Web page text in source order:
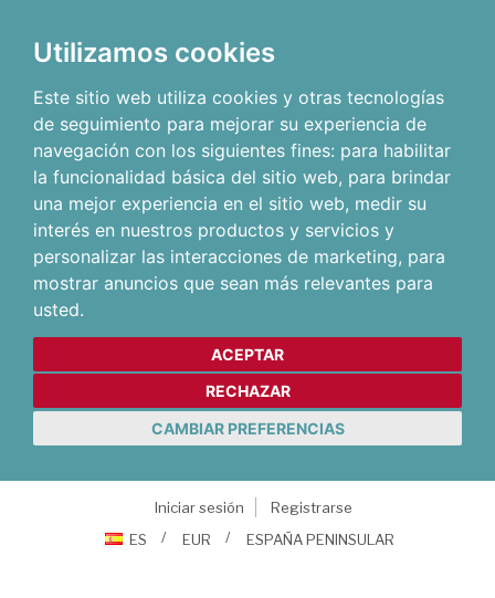
Utilizamos cookies
Este sitio web utiliza cookies y otras tecnologías
de seguimiento para mejorar su experiencia de
navegación con los siguientes fines: para habilitar
la funcionalidad básica del sitio web, para brindar
una mejor experiencia en el sitio web, medir su
interés en nuestros productos y servicios y
personalizar las interacciones de marketing, para
mostrar anuncios que sean más relevantes para
usted.
ACEPTAR
RECHAZAR
CAMBIAR PREFERENCIAS
Iniciar sesión
Registrarse
ES
EUR ESPAÑA PENINSULAR